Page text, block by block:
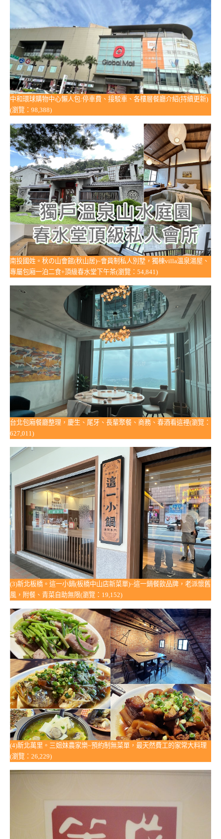
中和環球購物中心懶人包:停車費、接駁車、各樓層餐廳介紹(持續更新)
(瀏覽：98,388)
南投國姓。秋の山會館(秋山居)~會員制私人別墅，獨棟villa溫泉湯屋、
專屬包廂一泊二食+頂級春水堂下午茶(瀏覽：54,841)
台北包廂餐廳整理，慶生、尾牙、長輩聚餐、商務、春酒看這裡(瀏覽：
627,011)
(3)新北板橋。這一小鍋(板橋中山店新菜單)~這一鍋餐飲品牌，老派懷舊
風，附餐、青菜自助無限(瀏覽：19,152)
(4)新北萬里。三姐妹農家樂~預約制無菜單，最天然費工的家常大料理
(瀏覽：26,229)